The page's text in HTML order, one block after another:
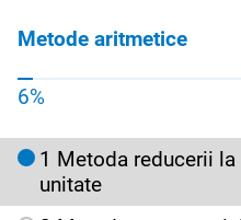
Metode aritmetice
1 Metoda
Metode aritmetice
6%
1 Metoda reducerii la
unitate
Metoda reducerii la unitate
mǎrimea care
apare în
se cere în enunţul problemei.